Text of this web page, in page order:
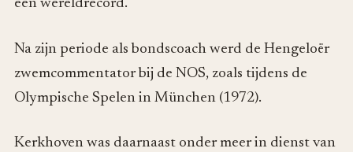
een wereldrecord."
Na zijn periode als bondscoach werd de Hengeloër
zwemcommentator bij de NOS, zoals tijdens de
Olympische Spelen in München (1972).
Kerkhoven was daarnaast onder meer in dienst van